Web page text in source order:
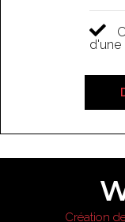
d'une
Création